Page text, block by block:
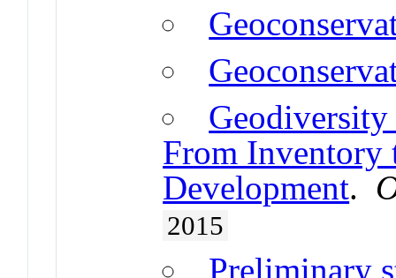
From Inventory
Development.
2015
Preliminary